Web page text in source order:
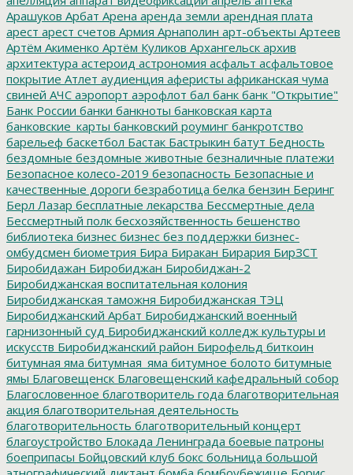
Арашуков Арбат Арена аренда земли арендная плата
арест арест счетов Армия Арнаполин арт-объекты Артеев
Артём Акименко Артём Куликов Архангельск архив
архитектура астероид астрономия асфальт асфальтовое
покрытие Атлет аудиенция аферисты африканская чума
свиней АЧС аэропорт аэрофлот бал банк банк "Открытие"
Банк России банки банкноты банковская карта
банковские_карты банковский роуминг банкротство
барельеф баскетбол Бастак Бастрыкин батут Бедность
бездомные бездомные животные безналичные платежи
Безопасное колесо-2019 безопасность Безопасные и
качественные дороги безработица белка бензин Беринг
Берл Лазар бесплатные лекарства Бессмертные дела
Бессмертный полк бесхозяйственность бешенство
библиотека бизнес бизнес без поддержки бизнес-
омбудсмен биометрия Бира Биракан Бирария БирЗСТ
Биробидажан Биробиджан Биробиджан-2
Биробиджанская воспитательная колония
Биробиджанская таможня Биробиджанская ТЭЦ
Биробиджанский Арбат Биробиджанский военный
гарнизонный суд Биробиджанский колледж культуры и
искусств Биробиджанский район Бирофельд биткоин
битумная яма битумная_яма битумное болото битумные
ямы Благовещенск Благовещенский кафедральный собор
Благословенное благотворитель года благотворительная
акция благотворительная деятельность
благотворительность благотворительный концерт
благоустройство Блокада Ленинграда боевые патроны
боеприпасы Бойцовский клуб бокс больница большой